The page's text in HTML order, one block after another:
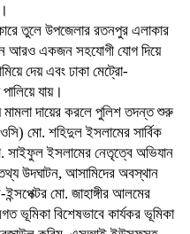
তুলে উপজেলার রতনপুর এলাকার
আরও একজন সহযোগী যোগ দিয়ে
দেয় এবং ঢাকা মেট্রো-
যায়।
মামলা দায়ের করলে পুলিশ তদন্ত শুরু
মো. শহিদুল ইসলামের সার্বিক
সাইফুল ইসলামের নেতৃত্বে অভিযান
উদঘাটন, আসামিদের অবস্থান
মো. জাহাঙ্গীর আলমের
ভূমিকা বিশেষভাবে কার্যকর ভূমিকা